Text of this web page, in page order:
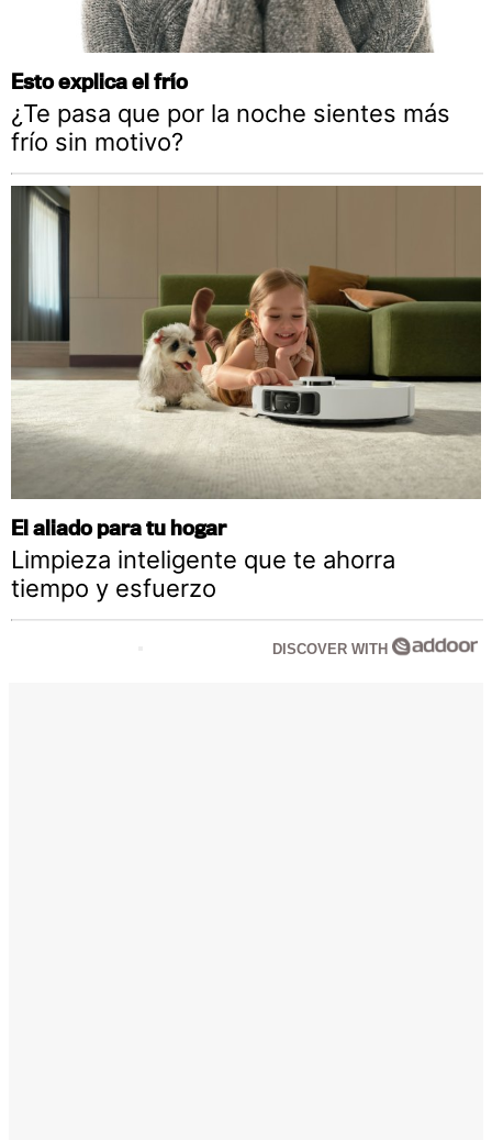
Esto explica el frío
¿Te pasa que por la noche sientes más
frío sin motivo?
El aliado para tu hogar
Limpieza inteligente que te ahorra
tiempo y esfuerzo
DISCOVER WITH